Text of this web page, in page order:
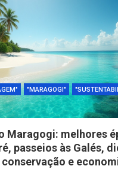
"MARAGOGI"
Maragogi: melhores
passeios às Galés,
e